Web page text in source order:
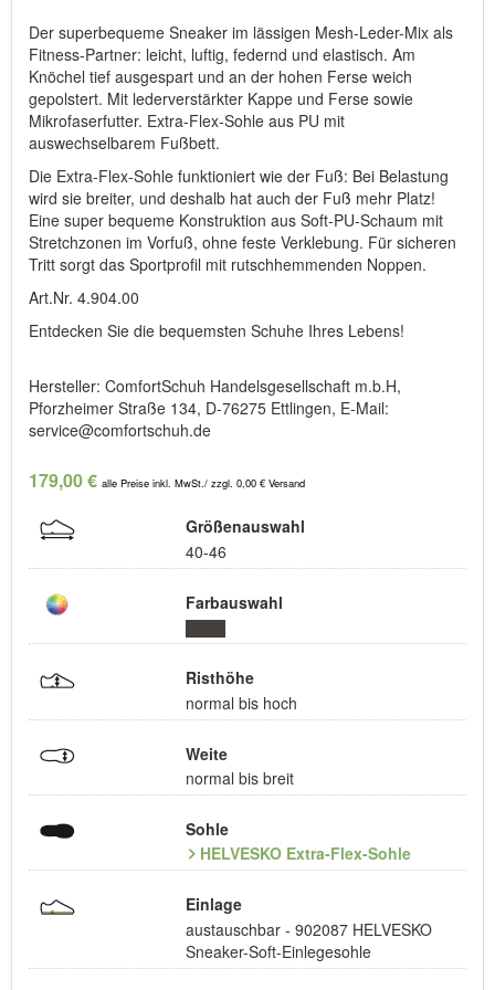
Der superbequeme Sneaker im lässigen Mesh-Leder-Mix als
Fitness-Partner: leicht, luftig, federnd und elastisch. Am
Knöchel tief ausgespart und an der hohen Ferse weich
gepolstert. Mit lederverstärkter Kappe und Ferse sowie
Mikrofaserfutter. Extra-Flex-Sohle aus PU mit
auswechselbarem Fußbett.
Die Extra-Flex-Sohle funktioniert wie der Fuß: Bei Belastung
wird sie breiter, und deshalb hat auch der Fuß mehr Platz!
Eine super bequeme Konstruktion aus Soft-PU-Schaum mit
Stretchzonen im Vorfuß, ohne feste Verklebung. Für sicheren
Tritt sorgt das Sportprofil mit rutschhemmenden Noppen.
Art.Nr. 4.904.00
Entdecken Sie die bequemsten Schuhe Ihres Lebens!
Hersteller: ComfortSchuh Handelsgesellschaft m.b.H,
Pforzheimer Straße 134, D-76275 Ettlingen, E-Mail:
service@comfortschuh.de
179,00 € alle Preise inkl. MwSt./ zzgl. 0,00 € Versand
Größenauswahl
40-46
Farbauswahl
Risthöhe
normal bis hoch
Weite
normal bis breit
Sohle
HELVESKO Extra-Flex-Sohle
Einlage
austauschbar - 902087 HELVESKO
Sneaker-Soft-Einlegesohle